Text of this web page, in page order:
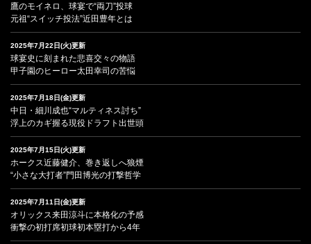
鷹のモイネロ、球宴で“両刀”投球
元祖“スイッチ投法”近田豊年とは
2025年7月22日(火)更新
球宴史に刻まれた悲喜交々の物語
甲子園のヒーロー太田幸司の苦悩
2025年7月18日(金)更新
中日・細川成也“マルティネス討ち”
浮上のカギ握る現役ドラフト出世頭
2025年7月15日(火)更新
ホークス近藤健介、巻き返しへ狼煙
“小さな大打者”門田博光の打撃哲学
2025年7月11日(金)更新
オリックス来田涼斗に本格化の予感
衝撃の初打席初球初本塁打から4年